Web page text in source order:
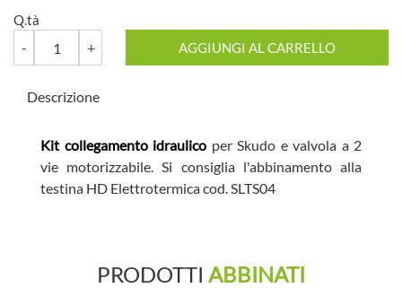
Q.tà
AGGIUNGI AL CARRELLO
Descrizione
Kit collegamento idraulico per Skudo e valvola a 2
vie motorizzabile. Si consiglia l'abbinamento alla
testina HD Elettrotermica cod. SLTS04
PRODOTTI ABBINATI